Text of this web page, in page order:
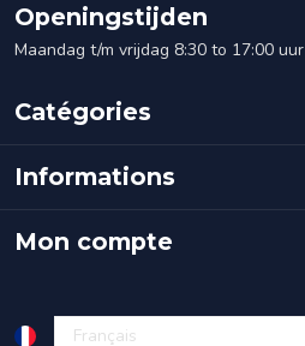
Openingstijden
Maandag t/m vrijdag 8:30 to 17:00 uur
Catégories
Informations
Mon compte